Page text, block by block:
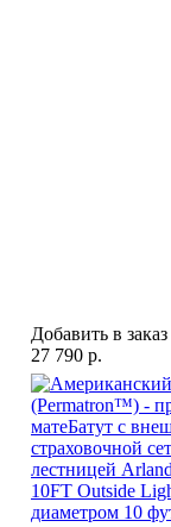
Добавить в заказ
27 790 р.